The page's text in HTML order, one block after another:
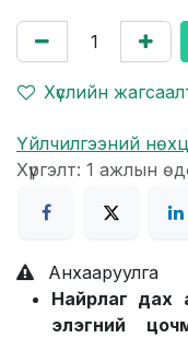
Хүслийн
Үйлчилгээний
Хүргэлт: 1 ажлын
Анхааруулга
Найрлаг дах
элэгний